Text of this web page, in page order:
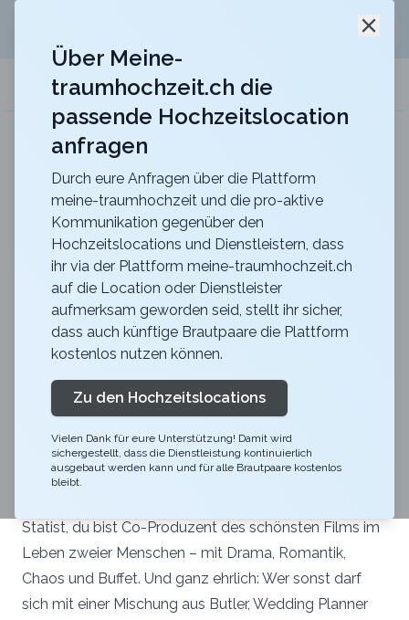
meine-traumhochzeit.ch
Berghotel Hahnenmoos
Heiraten mit unvergesslicher Aussicht mitten in
Trauzeuge werden deine
Aufgaben
Trauzeugen – Deine geheime Superkraft auf jeder
Was macht eine Trauzeugin? Alles – außer
Wenn du denkst, dein Job als Trauzeuge oder
Trauzeugin endet mit einer Unterschrift – sorry, aber
Statist, du bist Co-Produzent des schönsten Films im
Leben zweier Menschen – mit Drama, Romantik,
Chaos und Buffet. Und ganz ehrlich: Wer sonst darf
sich mit einer Mischung aus Butler, Wedding Planner
Über Meine-
traumhochzeit.ch die
passende Hochzeitslocation
anfragen
Durch eure Anfragen über die Plattform
meine-traumhochzeit und die pro-aktive
Kommunikation gegenüber den
Hochzeitslocations und Dienstleistern, dass
ihr via der Plattform meine-traumhochzeit.ch
auf die Location oder Dienstleister
aufmerksam geworden seid, stellt ihr sicher,
dass auch künftige Brautpaare die Plattform
kostenlos nutzen können.
Zu den Hochzeitslocations
Vielen Dank für eure Unterstützung! Damit wird
sichergestellt, dass die Dienstleistung kontinuierlich
ausgebaut werden kann und für alle Brautpaare kostenlos
bleibt.